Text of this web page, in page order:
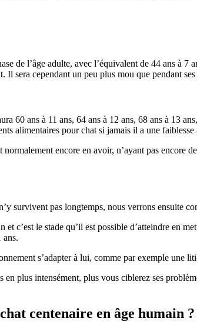
de l’âge adulte, avec l’équivalent de 44 ans à 7
Il sera cependant un peu plus mou que pendant ses
60 ans à 11 ans, 64 ans à 12 ans, 68 ans à 13
alimentaires pour chat si jamais il a une
encore en avoir, n’ayant pas encore
survivent pas longtemps, nous verrons ensuite
et c’est le stade qu’il est possible d’atteindre en
ans.
s’adapter à lui, comme par exemple une
en plus intensément, plus vous ciblerez ses
centenaire en âge humain ?